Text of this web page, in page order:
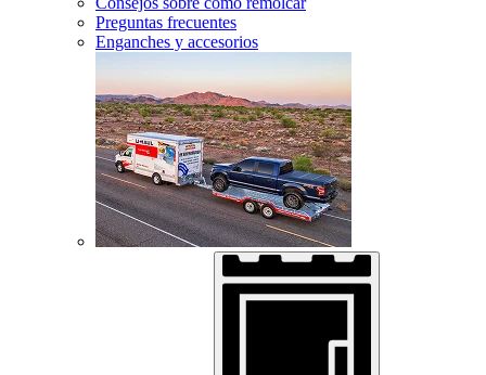
Preguntas frecuentes
Enganches y accesorios